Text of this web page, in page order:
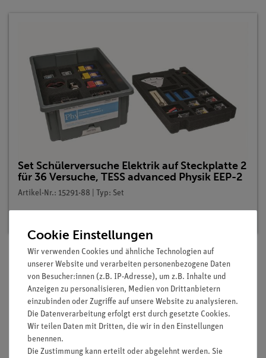
Set Schülerversuche Elektrik auf Steckplatte 2
für 36 Versuche, TESS advanced Physik EEP-2
Artikel-Nr.: 15291-88 | Typ: Set
Lieferumfang
Media / Downloads
Cookie Einstellungen
Wir verwenden Cookies und ähnliche Technologien auf
unserer Website und verarbeiten personenbezogene Daten
von Besucher:innen (z.B. IP-Adresse), um z.B. Inhalte und
Anzeigen zu personalisieren, Medien von Drittanbietern
einzubinden oder Zugriffe auf unsere Website zu analysieren.
Die Datenverarbeitung erfolgt erst durch gesetzte Cookies.
Wir teilen Daten mit Dritten, die wir in den Einstellungen
benennen.
Die Zustimmung kann erteilt oder abgelehnt werden. Sie